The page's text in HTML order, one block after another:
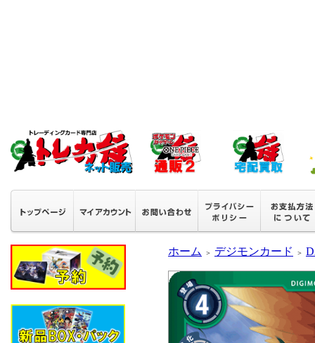
ホーム ＞ デジモンカード ＞